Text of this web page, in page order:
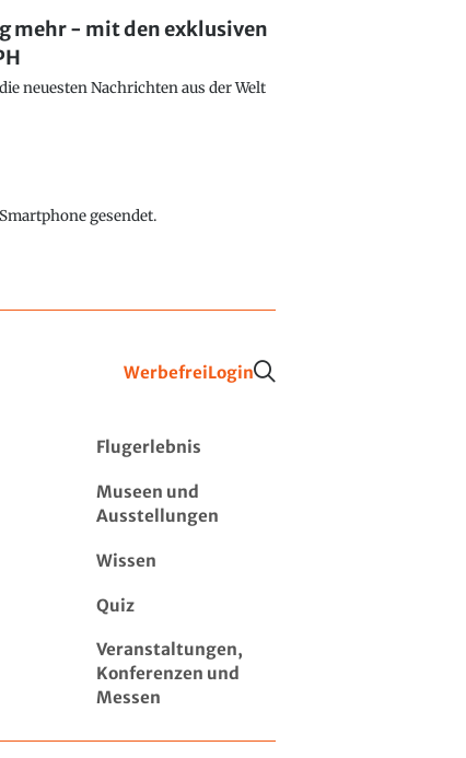
mehr - mit den exklusiven
neuesten Nachrichten aus der Welt
gesendet.
WerbefreiLogin
Flugerlebnis
Museen und
Ausstellungen
Wissen
Quiz
Veranstaltungen,
Konferenzen und
Messen